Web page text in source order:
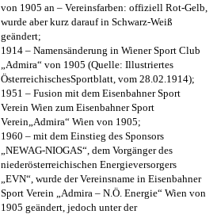
von 1905 an – Vereinsfarben: offiziell Rot-Gelb,
wurde aber kurz darauf in Schwarz-Weiß
geändert;
1914 – Namensänderung in Wiener Sport Club
„Admira“ von 1905 (Quelle: Illustriertes
ÖsterreichischesSportblatt, vom 28.02.1914);
1951 – Fusion mit dem Eisenbahner Sport
Verein Wien zum Eisenbahner Sport
Verein„Admira“ Wien von 1905;
1960 – mit dem Einstieg des Sponsors
„NEWAG-NIOGAS“, dem Vorgänger des
niederösterreichischen Energieversorgers
„EVN“, wurde der Vereinsname in Eisenbahner
Sport Verein „Admira – N.Ö. Energie“ Wien von
1905 geändert, jedoch unter der